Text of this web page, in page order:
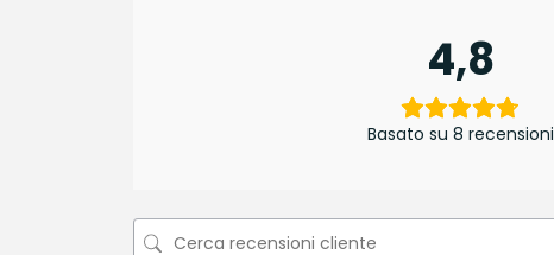
4,8
Basato su 8 recensioni